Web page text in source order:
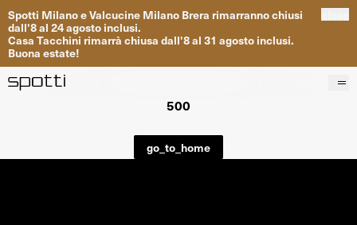
Spotti MilanoeValcucine Milano Brera rimarrannochiusi
dall'8al 24agosto inclusi.
Casa Tacchini rimarrà chiusa dall'8al 31 agosto inclusi.
Buona estate!
Progetti
500
go_to_home